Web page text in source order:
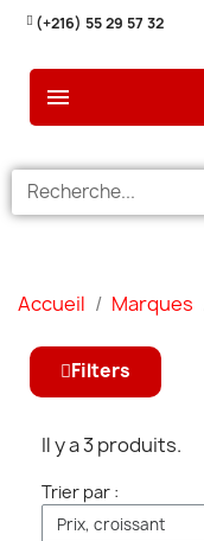
(+216) 55 29 57 32
Accueil Marques
Filters
Il y a 3 produits.
Trier par :